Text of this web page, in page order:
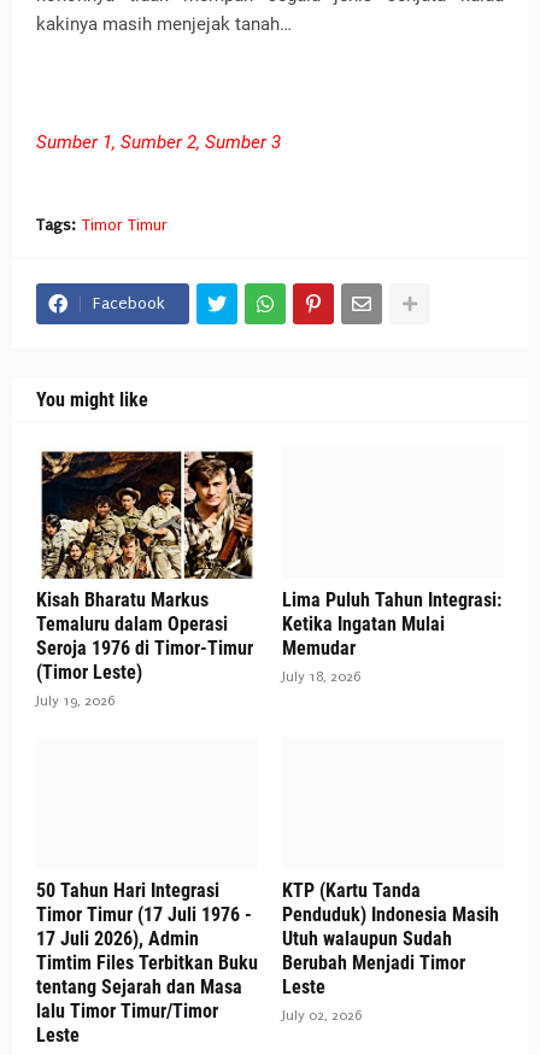
kakinya masih menjejak tanah…
Sumber 1, Sumber 2, Sumber 3
Tags: Timor Timur
Facebook
You might like
Kisah Bharatu Markus
Temaluru dalam Operasi
Seroja 1976 di Timor-Timur
(Timor Leste)
July 19, 2026
Lima Puluh Tahun Integrasi:
Ketika Ingatan Mulai
Memudar
July 18, 2026
50 Tahun Hari Integrasi
Timor Timur (17 Juli 1976 -
17 Juli 2026), Admin
Timtim Files Terbitkan Buku
tentang Sejarah dan Masa
lalu Timor Timur/Timor
Leste
KTP (Kartu Tanda
Penduduk) Indonesia Masih
Utuh walaupun Sudah
Berubah Menjadi Timor
Leste
July 02, 2026